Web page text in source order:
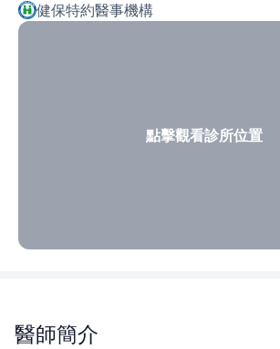
健保特約醫事機構
點擊觀看診所位置
醫師簡介